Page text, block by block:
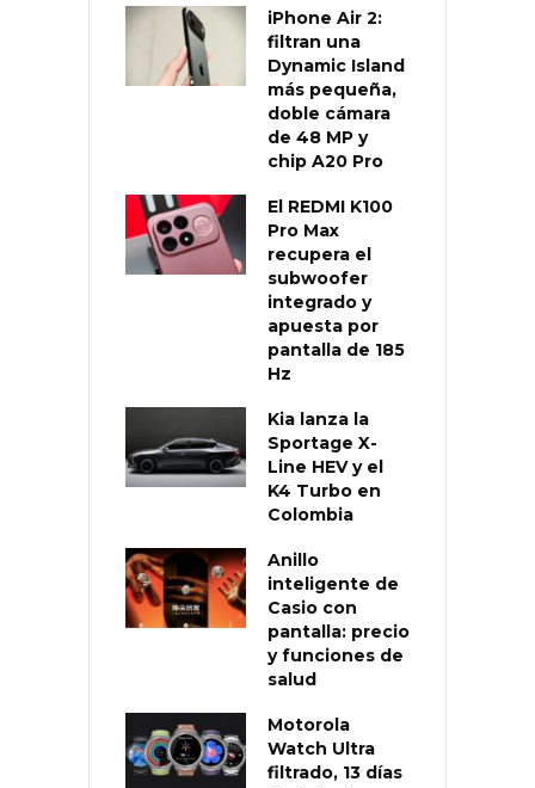
iPhone Air 2:
filtran una
Dynamic Island
más pequeña,
doble cámara
de 48 MP y
chip A20 Pro
El REDMI K100
Pro Max
recupera el
subwoofer
integrado y
apuesta por
pantalla de 185
Hz
Kia lanza la
Sportage X-
Line HEV y el
K4 Turbo en
Colombia
Anillo
inteligente de
Casio con
pantalla: precio
y funciones de
salud
Motorola
Watch Ultra
filtrado, 13 días